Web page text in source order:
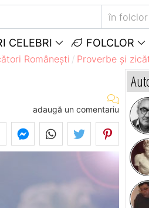
în folclor
CELEBRI FOLCLOR
Româneşti Proverbe și
adaugă un comentariu